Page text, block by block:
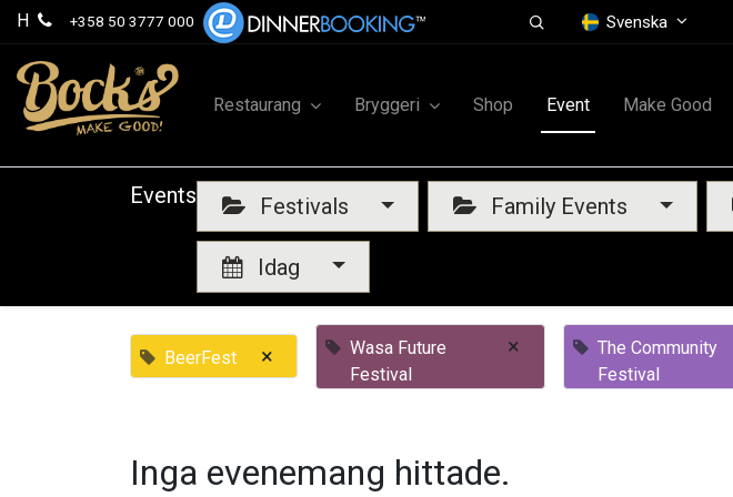
H +358 50 3777 000 Svenska
Restaurang Bryggeri Shop Event Make Good
Events Festivals Family Events
Idag
BeerFest ×
Wasa Future
Festival
×
The Community
Festival
Inga evenemang hittade.